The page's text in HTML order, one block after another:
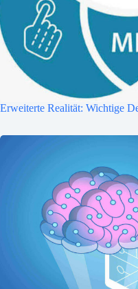
Erweiterte Realität: Wichtige